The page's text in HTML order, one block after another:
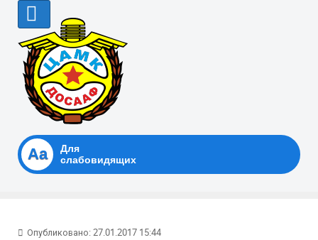
Аа
Для
слабовидящих
Опубликовано: 27.01.2017 15:44